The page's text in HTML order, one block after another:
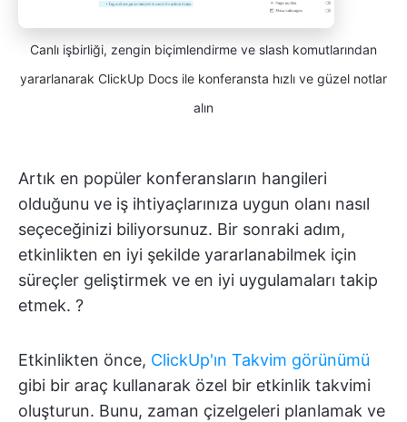
Canlı işbirliği, zengin biçimlendirme ve slash komutlarından
yararlanarak ClickUp Docs ile konferansta hızlı ve güzel notlar
alın
Artık en popüler konferansların hangileri
olduğunu ve iş ihtiyaçlarınıza uygun olanı nasıl
seçeceğinizi biliyorsunuz. Bir sonraki adım,
etkinlikten en iyi şekilde yararlanabilmek için
süreçler geliştirmek ve en iyi uygulamaları takip
etmek. ?
Etkinlikten önce, ClickUp'ın Takvim görünümü
gibi bir araç kullanarak özel bir etkinlik takvimi
oluşturun. Bunu, zaman çizelgeleri planlamak ve